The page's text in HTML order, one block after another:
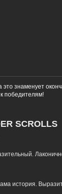
знаменует
победителям!
SCROLLS
история.